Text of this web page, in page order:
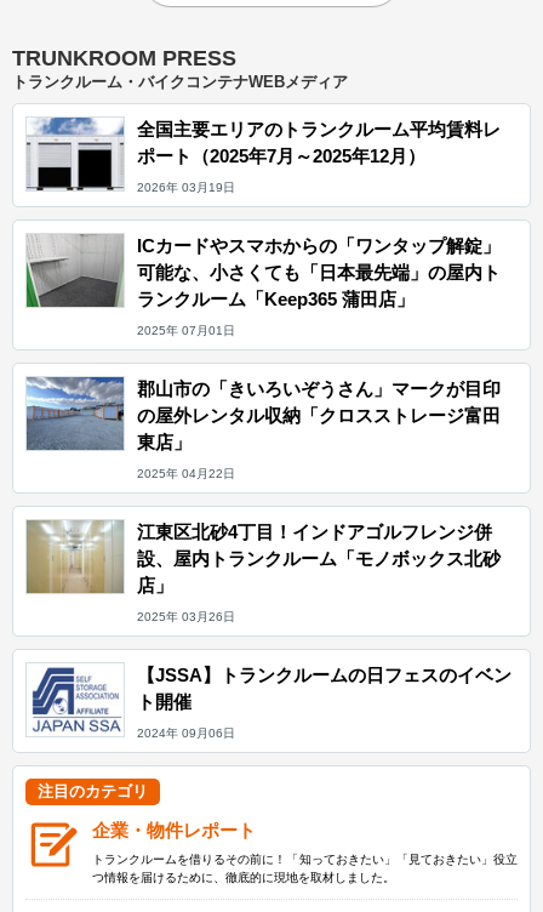
TRUNKROOM PRESS
トランクルーム・バイクコンテナWEBメディア
全国主要エリアのトランクルーム平均賃料レ
ポート（2025年7月～2025年12月）
2026年 03月19日
ICカードやスマホからの「ワンタップ解錠」
可能な、小さくても「日本最先端」の屋内ト
ランクルーム「Keep365 蒲田店」
2025年 07月01日
郡山市の「きいろいぞうさん」マークが目印
の屋外レンタル収納「クロスストレージ富田
東店」
2025年 04月22日
江東区北砂4丁目！インドアゴルフレンジ併
設、屋内トランクルーム「モノボックス北砂
店」
2025年 03月26日
【JSSA】トランクルームの日フェスのイベン
ト開催
2024年 09月06日
注目のカテゴリ
企業・物件レポート
トランクルームを借りるその前に！「知っておきたい」「見ておきたい」役立
つ情報を届けるために、徹底的に現地を取材しました。